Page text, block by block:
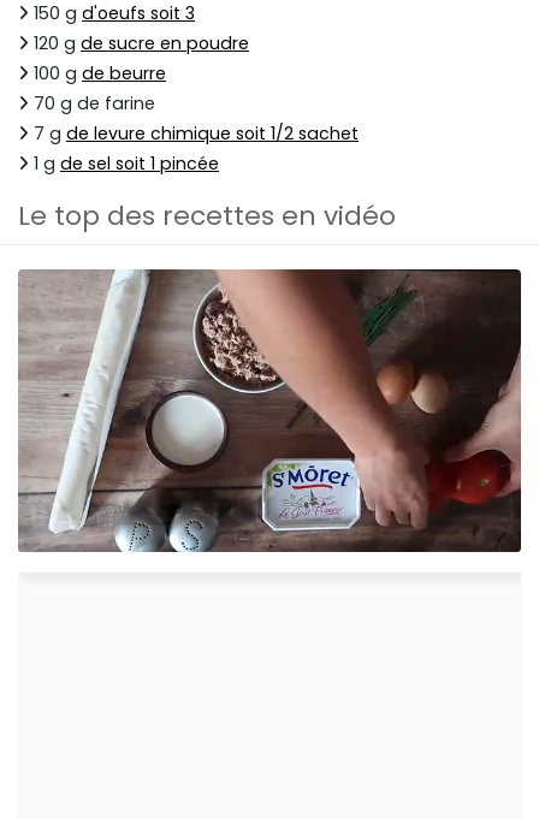
150 g d'oeufs soit 3
120 g de sucre en poudre
100 g de beurre
70 g de farine
7 g de levure chimique soit 1/2 sachet
1 g de sel soit 1 pincée
Le top des recettes en vidéo